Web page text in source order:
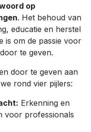
op
. Het behoud van
educatie en herstel
is om de passie voor
te geven.
door te geven aan
rond vier pijlers:
Erkenning en
voor professionals